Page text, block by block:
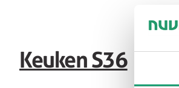
Keuken S36